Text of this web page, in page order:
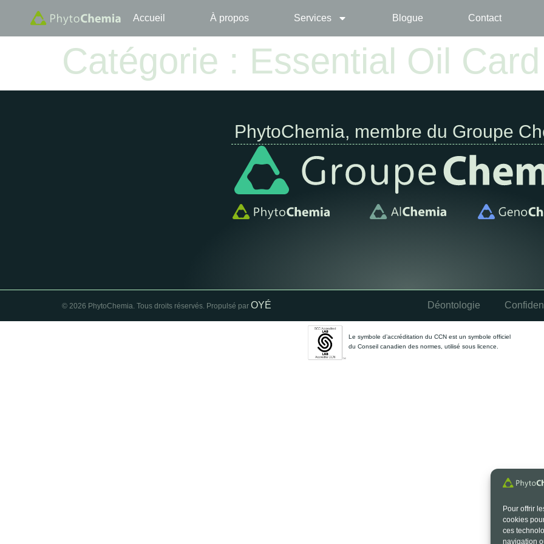
Pour offrir
cookies
ces
navigation
Accueil À propos Services Blogue Contact
Catégorie : Essential Oil Card
PhytoChemia, membre du Groupe
© 2026 PhytoChemia. Tous droits réservés. Propulsé par OYÉ Déontologie
Le symbole d’accréditation du CCN est un symbole officiel
du Conseil canadien des normes, utilisé sous licence.